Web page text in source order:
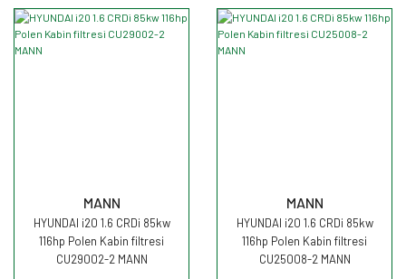
MANN
HYUNDAI i20 1.6 CRDi 85kw
116hp Polen Kabin filtresi
CU29002-2 MANN
MANN
HYUNDAI i20 1.6 CRDi 85kw
116hp Polen Kabin filtresi
CU25008-2 MANN